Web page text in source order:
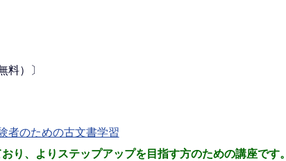
料）〕
のための古文書学習
り、よりステップアップを目指す方のための講座です。